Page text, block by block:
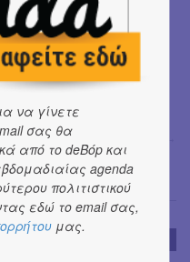
η ελληνική σκηνή
και γεμάτη με
να γίνετε
σας θα
από το deBόp και
agenda
πολιτιστικού
εδώ το email σας,
μας.